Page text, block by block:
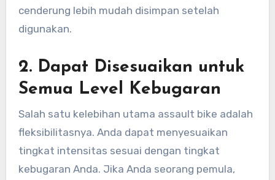
cenderung lebih mudah disimpan setelah
digunakan.
2. Dapat Disesuaikan untuk
Semua Level Kebugaran
Salah satu kelebihan utama assault bike adalah
fleksibilitasnya. Anda dapat menyesuaikan
tingkat intensitas sesuai dengan tingkat
kebugaran Anda. Jika Anda seorang pemula,